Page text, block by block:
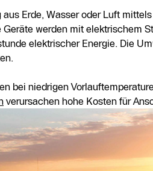
aus Erde, Wasser oder Luft
werden mit elektrischem
elektrischer Energie. Die
bei niedrigen
verursachen hohe Kosten für